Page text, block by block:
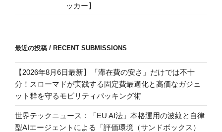
ッカー】
最近の投稿 / RECENT SUBMISSIONS
【2026年8月6日最新】「滞在費の安さ」だけでは不十
分！スローマドが実践する固定費最適化と高価なガジェ
ット群を守るモビリティパッキング術
世界テックニュース：「EU AI法」本格運用の波紋と自律
型AIエージェントによる「評価環境（サンドボックス）